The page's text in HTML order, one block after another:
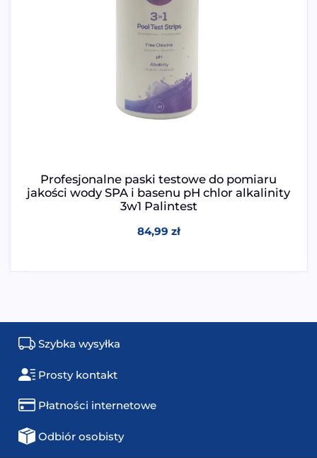
Profesjonalne paski testowe do pomiaru
jakości wody SPA i basenu pH chlor alkalinity
3w1 Palintest
84,99 zł
Szybka wysyłka
Prosty kontakt
Płatności internetowe
Odbiór osobisty